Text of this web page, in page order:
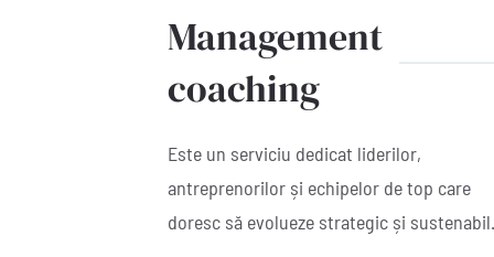
Management
coaching
Este un serviciu dedicat liderilor,
antreprenorilor și echipelor de top care
doresc să evolueze strategic și sustenabil.